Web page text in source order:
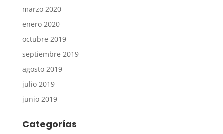
marzo 2020
enero 2020
octubre 2019
septiembre 2019
agosto 2019
julio 2019
junio 2019
Categorías